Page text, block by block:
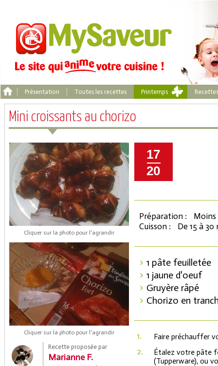
Présentation Toutes les recettes Printemps
Mini croissants au chorizo
Cliquer sur la photo pour l'agrandir
Cliquer sur la photo pour l'agrandir
Recette proposée par
Marianne F.
17
20
Préparation :
Moins
Cuisson :
De 15 à
1 pâte feuilletée
1 jaune d'oeuf
Gruyère râpé
Chorizo en
1. Faire préchauffer
2.
Étalez votre pâte
(Tupperware), ou